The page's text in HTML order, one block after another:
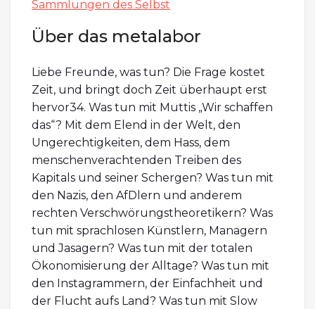
Sammlungen des Selbst
Über das metalabor
Liebe Freunde, was tun? Die Frage kostet
Zeit, und bringt doch Zeit überhaupt erst
hervor34. Was tun mit Muttis „Wir schaffen
das“? Mit dem Elend in der Welt, den
Ungerechtigkeiten, dem Hass, dem
menschenverachtenden Treiben des
Kapitals und seiner Schergen? Was tun mit
den Nazis, den AfDlern und anderem
rechten Verschwörungstheoretikern? Was
tun mit sprachlosen Künstlern, Managern
und Jasagern? Was tun mit der totalen
Ökonomisierung der Alltage? Was tun mit
den Instagrammern, der Einfachheit und
der Flucht aufs Land? Was tun mit Slow